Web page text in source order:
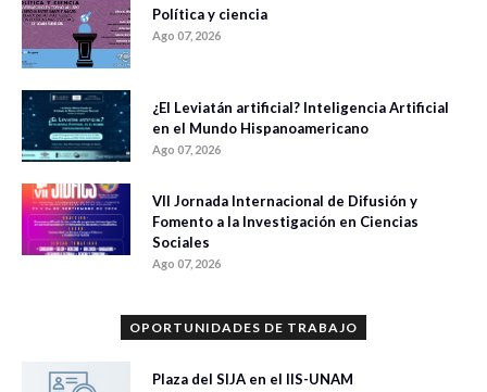
Política y ciencia
Ago 07, 2026
¿El Leviatán artificial? Inteligencia Artificial
en el Mundo Hispanoamericano
Ago 07, 2026
VII Jornada Internacional de Difusión y
Fomento a la Investigación en Ciencias
Sociales
Ago 07, 2026
OPORTUNIDADES DE TRABAJO
Plaza del SIJA en el IIS-UNAM